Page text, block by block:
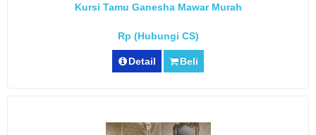
Kursi Tamu Ganesha Mawar Murah
Rp (Hubungi CS)
Detail Beli